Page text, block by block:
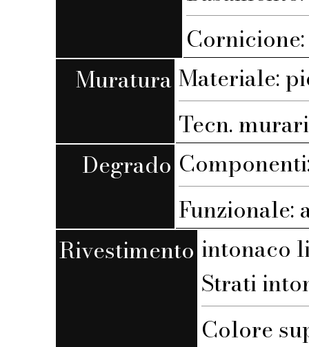
Muratura Materiale:
Tecn.
Degrado
Funzionale:
Rivestimento intonaco
Strati
Colore